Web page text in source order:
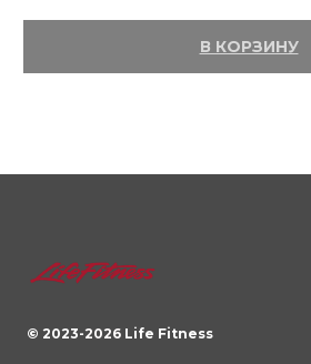
В КОРЗИНУ
© 2023-2026 Life Fitness